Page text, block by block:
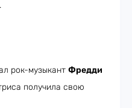
рок-музыкант Фредди
получила свою